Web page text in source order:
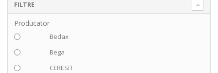
FILTRE
Producator
Bedax
Bega
CERESIT